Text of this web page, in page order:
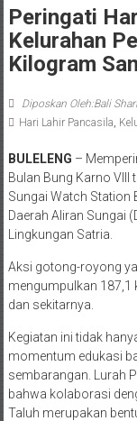
Peringati
Kelurahan
Kilogram
Diposkan Oleh:Bali
Hari Lahir Pancasila
BULELENG –
Bulan Bung Karno
Sungai Watch Station
Daerah Aliran Sungai
Lingkungan Satria.
Aksi gotong-royong
mengumpulkan
dan sekitarnya.
Kegiatan ini tidak
momentum edukasi
sembarangan. Lurah
bahwa kolaborasi
Taluh merupakan